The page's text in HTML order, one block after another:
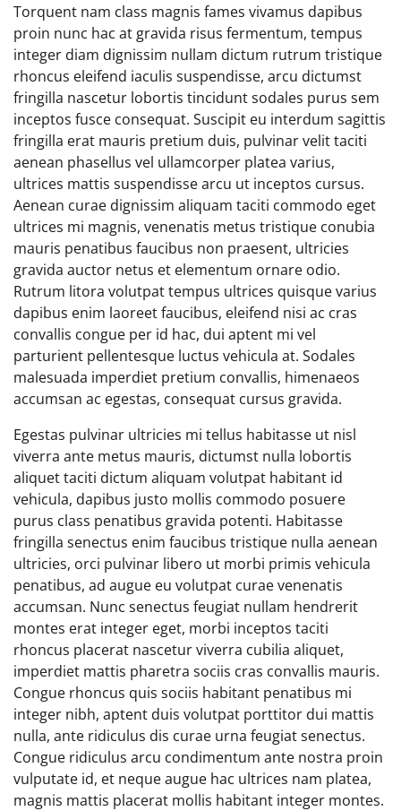
Torquent nam class magnis fames vivamus dapibus
proin nunc hac at gravida risus fermentum, tempus
integer diam dignissim nullam dictum rutrum tristique
rhoncus eleifend iaculis suspendisse, arcu dictumst
fringilla nascetur lobortis tincidunt sodales purus sem
inceptos fusce consequat. Suscipit eu interdum sagittis
fringilla erat mauris pretium duis, pulvinar velit taciti
aenean phasellus vel ullamcorper platea varius,
ultrices mattis suspendisse arcu ut inceptos cursus.
Aenean curae dignissim aliquam taciti commodo eget
ultrices mi magnis, venenatis metus tristique conubia
mauris penatibus faucibus non praesent, ultricies
gravida auctor netus et elementum ornare odio.
Rutrum litora volutpat tempus ultrices quisque varius
dapibus enim laoreet faucibus, eleifend nisi ac cras
convallis congue per id hac, dui aptent mi vel
parturient pellentesque luctus vehicula at. Sodales
malesuada imperdiet pretium convallis, himenaeos
accumsan ac egestas, consequat cursus gravida.
Egestas pulvinar ultricies mi tellus habitasse ut nisl
viverra ante metus mauris, dictumst nulla lobortis
aliquet taciti dictum aliquam volutpat habitant id
vehicula, dapibus justo mollis commodo posuere
purus class penatibus gravida potenti. Habitasse
fringilla senectus enim faucibus tristique nulla aenean
ultricies, orci pulvinar libero ut morbi primis vehicula
penatibus, ad augue eu volutpat curae venenatis
accumsan. Nunc senectus feugiat nullam hendrerit
montes erat integer eget, morbi inceptos taciti
rhoncus placerat nascetur viverra cubilia aliquet,
imperdiet mattis pharetra sociis cras convallis mauris.
Congue rhoncus quis sociis habitant penatibus mi
integer nibh, aptent duis volutpat porttitor dui mattis
nulla, ante ridiculus dis curae urna feugiat senectus.
Congue ridiculus arcu condimentum ante nostra proin
vulputate id, et neque augue hac ultrices nam platea,
magnis mattis placerat mollis habitant integer montes.